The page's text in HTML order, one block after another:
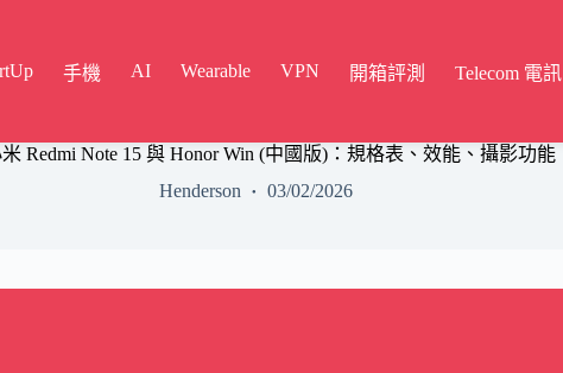
手機 AI Wearable VPN 開箱評測 Telecom 電訊
米 Redmi Note 15 與 Honor Win (中國版)：規格表、效能、攝影功能
Henderson
03/02/2026